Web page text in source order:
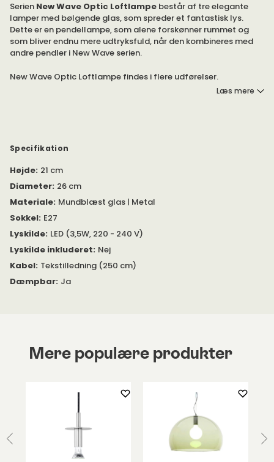
Serien New Wave Optic Loftlampe består af tre elegante
lamper med bølgende glas, som spreder et fantastisk lys.
Dette er en pendellampe, som alene forskønner rummet og
som bliver endnu mere udtryksfuld, når den kombineres med
andre pendler i New Wave serien.
New Wave Optic Loftlampe findes i flere udførelser.
New Wave Optic Loftlampe er fremstillet i røgfarvet eller klart
med en tekstilbeklædt ledning og en rund sort loftkop, som
giver en stilren og gennemtænkt helhed.
Læs mere
Specifikation
Højde: 21 cm
Diameter: 26 cm
Materiale: Mundblæst glas | Metal
Sokkel: E27
Lyskilde: LED (3,5W, 220 - 240 V)
Lyskilde inkluderet: Nej
Kabel: Tekstilledning (250 cm)
Dæmpbar: Ja
Mere populære produkter